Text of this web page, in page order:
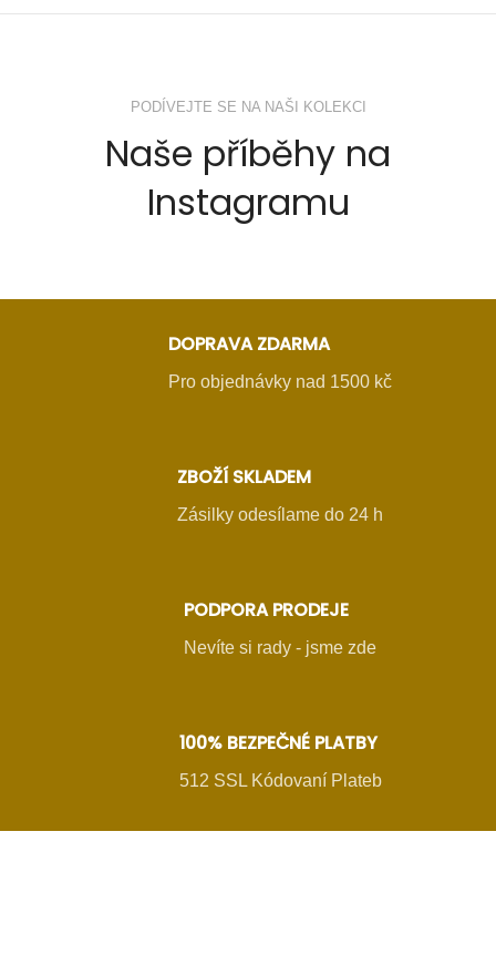
PODÍVEJTE SE NA NAŠI KOLEKCI
Naše příběhy na
Instagramu
DOPRAVA ZDARMA
Pro objednávky nad 1500 kč
ZBOŽÍ SKLADEM
Zásilky odesílame do 24 h
PODPORA PRODEJE
Nevíte si rady - jsme zde
100% BEZPEČNÉ PLATBY
512 SSL Kódovaní Plateb